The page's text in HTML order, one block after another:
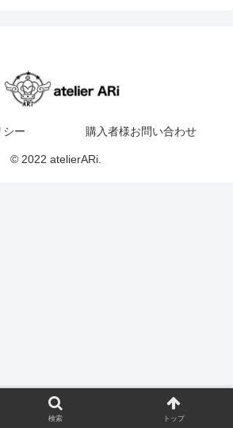
シー 購入者様お問い合わせ
© 2022 atelierARi.
検索 トップ